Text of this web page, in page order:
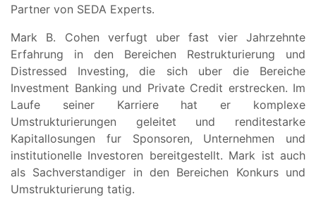
Partner von SEDA Experts.
Mark B. Cohen verfugt uber fast vier Jahrzehnte
Erfahrung in den Bereichen Restrukturierung und
Distressed Investing, die sich uber die Bereiche
Investment Banking und Private Credit erstrecken. Im
Laufe seiner Karriere hat er komplexe
Umstrukturierungen geleitet und renditestarke
Kapitallosungen fur Sponsoren, Unternehmen und
institutionelle Investoren bereitgestellt. Mark ist auch
als Sachverstandiger in den Bereichen Konkurs und
Umstrukturierung tatig.